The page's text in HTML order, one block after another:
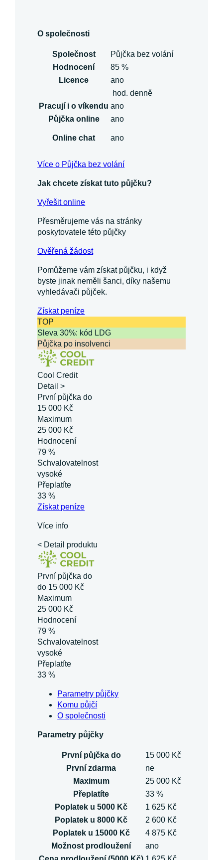
O společnosti
Společnost
Půjčka bez volání
Hodnocení
85 %
Licence
ano
hod. denně
Pracují i o víkendu ano
Půjčka online
ano
Online chat ano
Více o Půjčka bez volání
Jak chcete získat tuto půjčku?
Vyřešit online
Přesměrujeme vás na stránky
poskytovatele této půjčky
Ověřená žádost
Pomůžeme vám získat půjčku, i když
byste jinak neměli šanci, díky našemu
vyhledávači půjček.
Získatpeníze
TOP
Sleva 30%: kód LDG
Půjčka po insolvenci
Cool Credit
Detail >
První půjčka do
15 000 Kč
Maximum
25 000 Kč
Hodnocení
79 %
Schvalovatelnost
vysoké
Přeplatíte
33 %
Získatpeníze
Více info
< Detail produktu
První půjčka do
do 15 000 Kč
Maximum
25 000 Kč
Hodnocení
79 %
Schvalovatelnost
vysoké
Přeplatíte
33 %
Parametry půjčky
Komu půjčí
O společnosti
Parametry půjčky
První půjčka do
15 000 Kč
První zdarma
ne
Maximum
25 000 Kč
Přeplatíte
33 %
Poplatek u 5000 Kč
1 625 Kč
Poplatek u 8000 Kč
2 600 Kč
Poplatek u 15000 Kč
4 875 Kč
Možnost prodloužení
ano